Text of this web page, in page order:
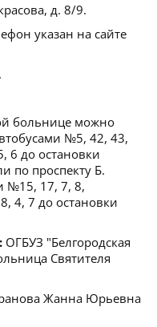
д. 8/9.
указан на сайте
больнице можно
№5, 42, 43,
6 до остановки
по проспекту Б.
№15, 17, 7, 8,
4, 7 до остановки
ОГБУЗ "Белгородская
Святителя
Жанна Юрьевна